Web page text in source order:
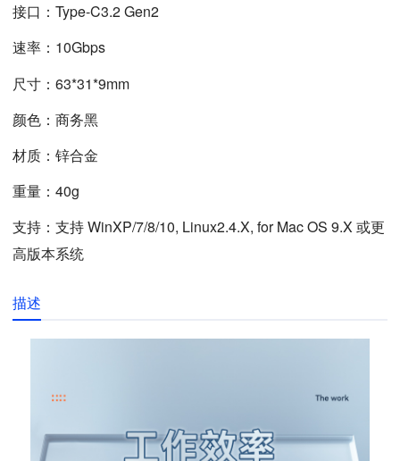
接口：Type-C3.2 Gen2
速率：10Gbps
尺寸：63*31*9mm
颜色：商务黑
材质：锌合金
重量：40g
支持：支持 WinXP/7/8/10, Linux2.4.X, for Mac OS 9.X 或更
高版本系统
描述